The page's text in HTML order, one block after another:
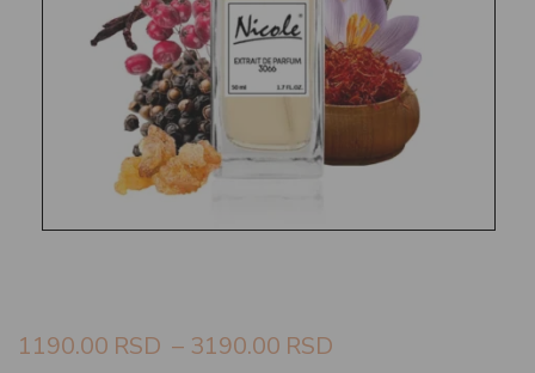
1190.00 RSD – 3190.00 RSD